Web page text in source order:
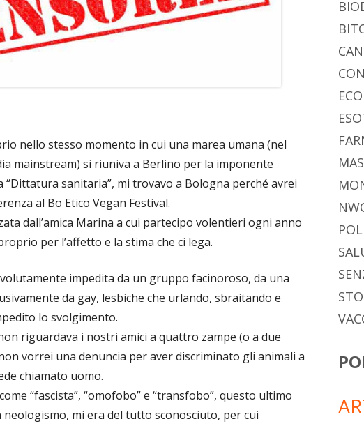
di
nello stesso momento in cui una marea umana (nel
mainstream) si riuniva a Berlino per la imponente
sanitaria”, mi trovavo a Bologna perché avrei
al Bo Etico Vegan Festival.
dall’amica Marina a cui partecipo volentieri ogni anno
per l’affetto e la stima che ci lega.
impedita da un gruppo facinoroso, da una
da gay, lesbiche che urlando, sbraitando e
lo svolgimento.
riguardava i nostri amici a quattro zampe (o a due
vorrei una denuncia per aver discriminato gli animali a
chiamato uomo.
“fascista”, “omofobo” e “transfobo”, questo ultimo
mi era del tutto sconosciuto, per cui